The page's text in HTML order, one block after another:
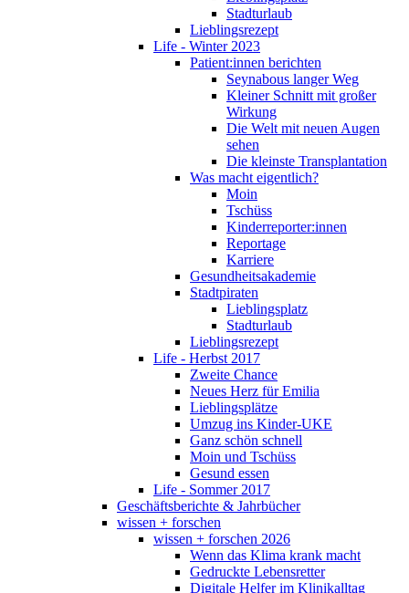
Stadturlaub
Lieblingsrezept
Life - Winter 2023
Patient:innen berichten
Seynabous langer Weg
Kleiner Schnitt mit großer
Wirkung
Die Welt mit neuen Augen
sehen
Die kleinste Transplantation
Was macht eigentlich?
Moin
Tschüss
Kinderreporter:innen
Reportage
Karriere
Gesundheitsakademie
Stadtpiraten
Lieblingsplatz
Stadturlaub
Lieblingsrezept
Life - Herbst 2017
Zweite Chance
Neues Herz für Emilia
Lieblingsplätze
Umzug ins Kinder-UKE
Ganz schön schnell
Moin und Tschüss
Gesund essen
Life - Sommer 2017
Geschäftsberichte & Jahrbücher
wissen + forschen
wissen + forschen 2026
Wenn das Klima krank macht
Gedruckte Lebensretter
Digitale Helfer im Klinikalltag